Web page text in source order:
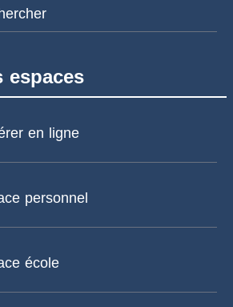
espaces
en ligne
personnel
école